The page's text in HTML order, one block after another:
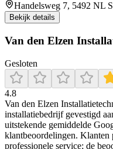
Handelsweg 7, 5492 NL
Bekijk details
Van den Elzen
Gesloten
4.8
Van den Elzen
installatiebedrijf gevestigd
uitstekende gemiddelde
klantbeoordelingen. Klanten
professionele service; de